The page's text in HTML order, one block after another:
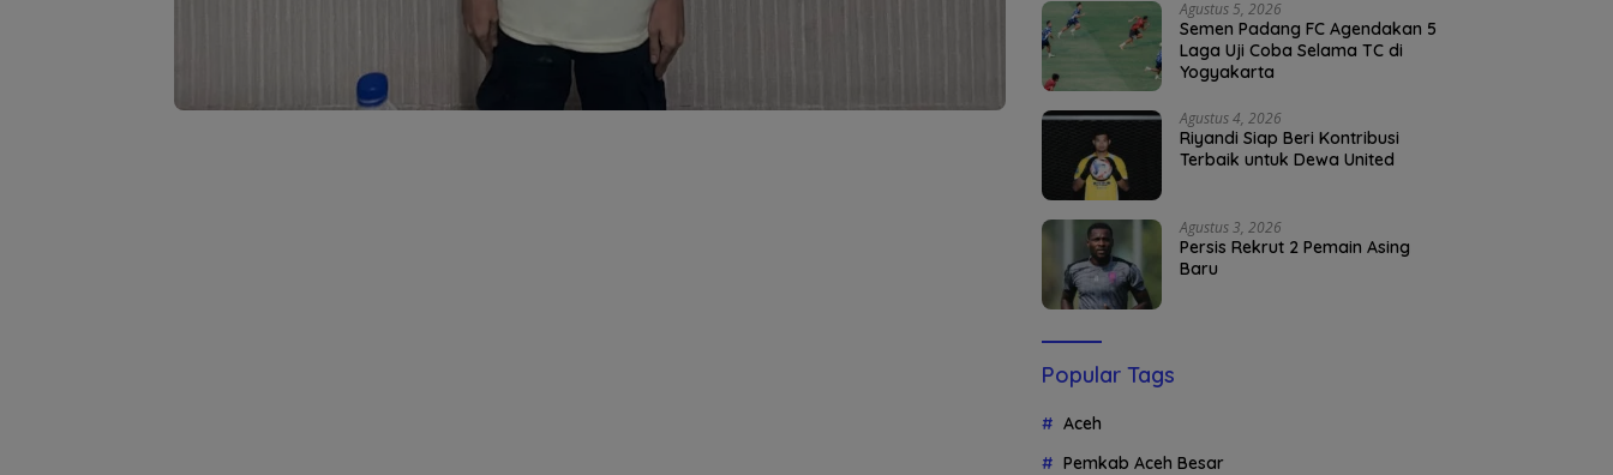
Agustus 5, 2026
Semen Padang FC Agendakan 5
Laga Uji Coba Selama TC di
Yogyakarta
Agustus 4, 2026
Riyandi Siap Beri Kontribusi
Terbaik untuk Dewa United
Agustus 3, 2026
Persis Rekrut 2 Pemain Asing
Baru
Popular Tags
Aceh
Pemkab Aceh Besar